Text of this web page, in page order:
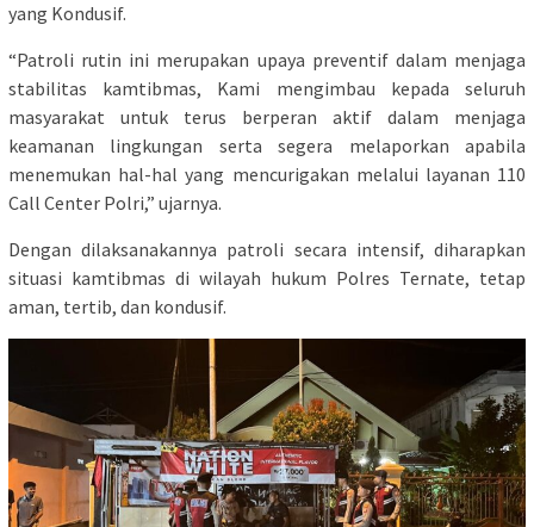
yang Kondusif.
“Patroli rutin ini merupakan upaya preventif dalam menjaga
stabilitas kamtibmas, Kami mengimbau kepada seluruh
masyarakat untuk terus berperan aktif dalam menjaga
keamanan lingkungan serta segera melaporkan apabila
menemukan hal-hal yang mencurigakan melalui layanan 110
Call Center Polri,” ujarnya.
Dengan dilaksanakannya patroli secara intensif, diharapkan
situasi kamtibmas di wilayah hukum Polres Ternate, tetap
aman, tertib, dan kondusif.